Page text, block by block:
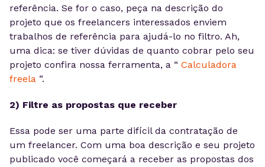
referência. Se for o caso, peça na descrição do
projeto que os freelancers interessados enviem
trabalhos de referência para ajudá-lo no filtro. Ah,
uma dica: se tiver dúvidas de quanto cobrar pelo seu
projeto confira nossa ferramenta, a “ Calculadora
freela ”.
2) Filtre as propostas que receber
Essa pode ser uma parte difícil da contratação de
um freelancer. Com uma boa descrição e seu projeto
publicado você começará a receber as propostas dos